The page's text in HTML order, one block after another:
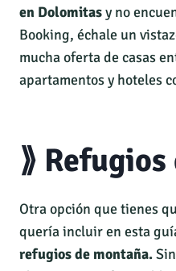
en Dolomitasy no
Booking, échale un
mucha oferta de casas
apartamentos y hoteles
⟫
Otra opción que tienes
quería incluir en esta
refugios de montaña.